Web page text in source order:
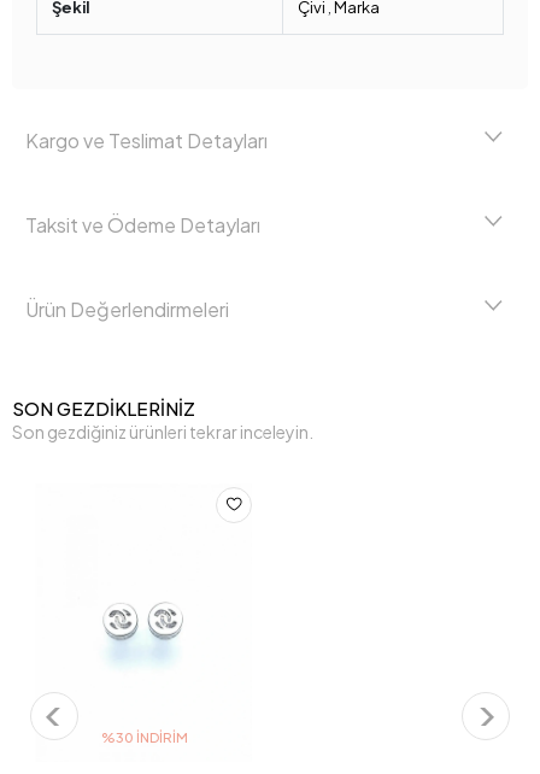
Şekil Çivi Marka
Kargo ve Teslimat Detayları
Taksit ve Ödeme Detayları
Ürün Değerlendirmeleri
SON GEZDİKLERİNİZ
Son gezdiğiniz ürünleri tekrar inceleyin.
%30 İNDIRIM